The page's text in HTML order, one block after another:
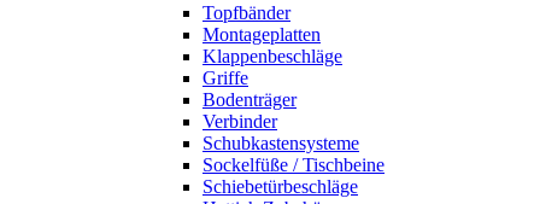
Topfbänder
Montageplatten
Klappenbeschläge
Griffe
Bodenträger
Verbinder
Schubkastensysteme
Sockelfüße / Tischbeine
Schiebetürbeschläge